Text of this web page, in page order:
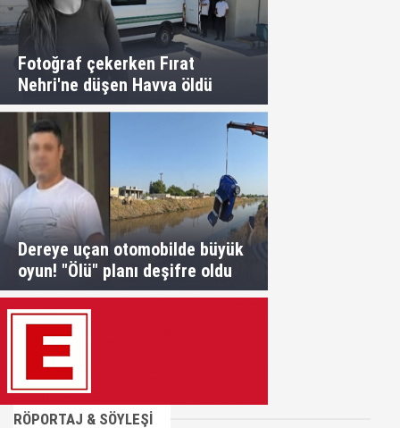
Fotoğraf çekerken Fırat
Nehri'ne düşen Havva öldü
Dereye uçan otomobilde büyük
oyun! "Ölü" planı deşifre oldu
RÖPORTAJ & SÖYLEŞİ